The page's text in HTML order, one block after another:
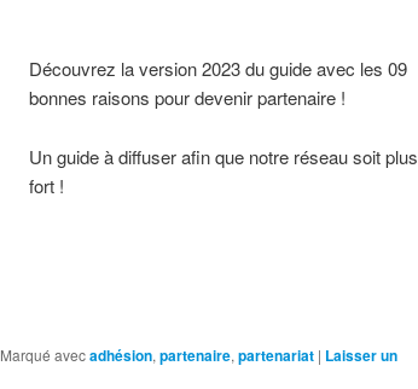
Découvrez la version 2023 du guide avec les 09
bonnes raisons pour devenir partenaire !
Un guide à diffuser afin que notre réseau soit plus
fort !
Marqué avecadhésion,partenaire,partenariat | Laisser un